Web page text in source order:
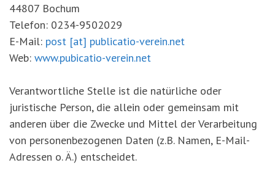
44807 Bochum
Telefon: 0234-9502029
E-Mail: post [at] publicatio-verein.net
Web: www.pubicatio-verein.net
Verantwortliche Stelle ist die natürliche oder
juristische Person, die allein oder gemeinsam mit
anderen über die Zwecke und Mittel der Verarbeitung
von personenbezogenen Daten (z.B. Namen, E-Mail-
Adressen o. Ä.) entscheidet.